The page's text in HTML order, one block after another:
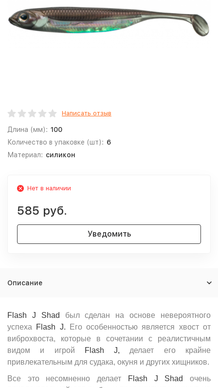
Написать отзыв
Длина (мм): 100
Количество в упаковке (шт): 6
Материал: силикон
Нет в наличии
585 руб.
Уведомить
Описание
Flash J Shad был сделан на основе невероятного
успеха
Flash J. Его особенностью является хвост от
виброхвоста, которые в сочетании с реалистичным
видом и игрой
Flash J, делает его крайне
привлекательным для судака, окуня и других хищников.
Все это несомненно делает
Flash J Shadочень